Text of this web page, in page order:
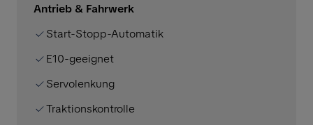
Antrieb & Fahrwerk
Start-Stopp-Automatik
E10-geeignet
Servolenkung
Traktionskontrolle